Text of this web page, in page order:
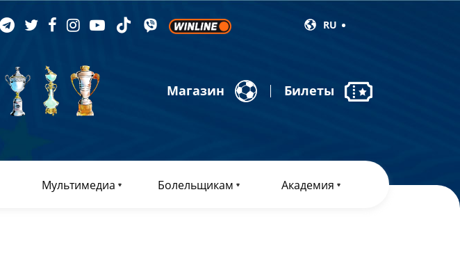
RU
Магазин Билеты
Мультимедиа Болельщикам Академия